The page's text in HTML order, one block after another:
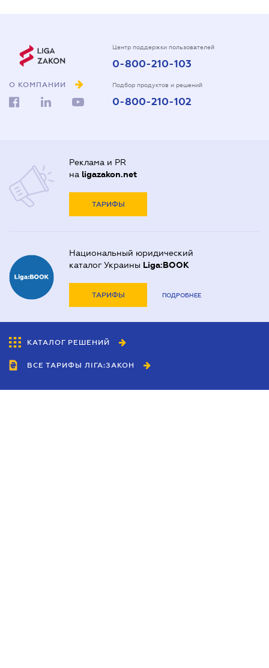
О КОМПАНИИ
Центр поддержки пользователей
0-800-210-103
Подбор продуктов и решений
0-800-210-102
Реклама и PR
на ligazakon.net
ТАРИФЫ
Национальный юридический
каталог Украины Liga:BOOK
ТАРИФЫ ПОДРОБНЕЕ
КАТАЛОГ РЕШЕНИЙ
ВСЕ ТАРИФЫ ЛІГА:ЗАКОН